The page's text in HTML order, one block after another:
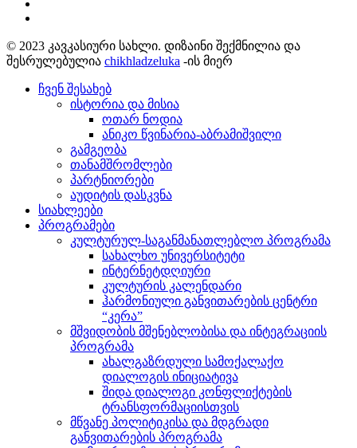
© 2023 კავკასიური სახლი. დიზაინი შექმნილია და
შესრულებულია chikhladzeluka -ის მიერ
ჩვენ შესახებ
ისტორია და მისია
ოთარ ნოდია
ანიკო წვინარია-აბრამიშვილი
გამგეობა
თანამშრომლები
პარტნიორები
აუდიტის დასკვნა
სიახლეები
პროგრამები
კულტურულ-საგანმანათლებლო პროგრამა
სახალხო უნივერსიტეტი
ინტერნეტდღიური
კულტურის კალენდარი
ჰარმონიული განვითარების ცენტრი
“კერა”
მშვიდობის მშენებლობისა და ინტეგრაციის
პროგრამა
ახალგაზრდული სამოქალაქო
დიალოგის ინიციატივა
შიდა დიალოგი კონფლიქტების
ტრანსფორმაციისთვის
მწვანე პოლიტიკისა და მდგრადი
განვითარების პროგრამა